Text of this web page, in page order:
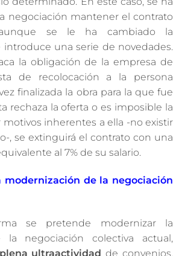
negociación mantener el contrato
se le ha cambiado la
una serie de novedades.
la obligación de la empresa de
de recolocación a la persona
finalizada la obra para la que fue
rechaza la oferta o es imposible la
motivos inherentes a ella -no existir
, se extinguirá el contrato con una
al 7% de su salario.
modernización de la negociación
se pretende modernizar la
la negociación colectiva actual,
plena ultraactividad de convenios,